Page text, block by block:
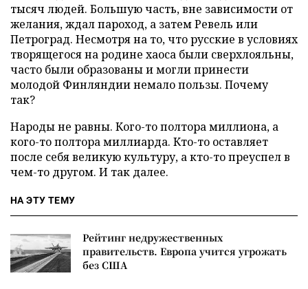
тысяч людей. Большую часть, вне зависимости от
желания, ждал пароход, а затем Ревель или
Петроград. Несмотря на то, что русские в условиях
творящегося на родине хаоса были сверхлояльны,
часто были образованы и могли принести
молодой Финляндии немало пользы. Почему
так?
Народы не равны. Кого-то полтора миллиона, а
кого-то полтора миллиарда. Кто-то оставляет
после себя великую культуру, а кто-то преуспел в
чем-то другом. И так далее.
НА ЭТУ ТЕМУ
Рейтинг недружественных
правительств. Европа учится угрожать
без США